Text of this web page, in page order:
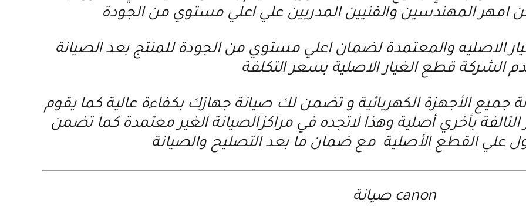
المهندسين والفنيين المدربين علي اعلي مستوي من الجودة
الاصليه والمعتمدة لضمان اعلي مستوي من الجودة للمنتج بعد الصيانة
الشركة قطع الغيار الاصلية بسعر التكلفة
جميع الأجهزة الكهربائية و تضمن لك صيانة جهازك بكفاءة عالية كما يقوم
التالفة بأخري أصلية وهذا لاتجده في مراكزالصيانة الغير معتمدة كما تضمن
علي القطع الأصلية مع ضمان ما بعد التصليح والصيانة
canon صيانة